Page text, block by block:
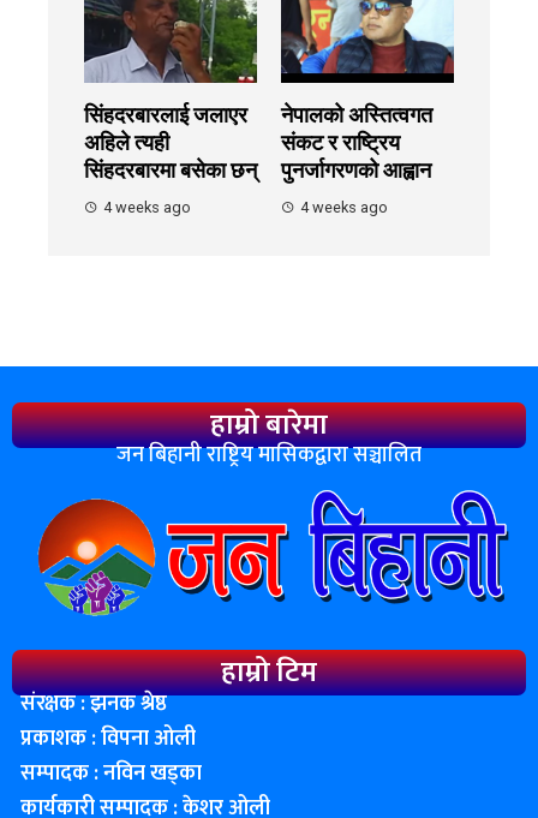
सिंहदरबारलाई जलाएर
अहिले त्यही
सिंहदरबारमा बसेका छन्
4 weeks ago
नेपालको अस्तित्वगत
संकट र राष्ट्रिय
पुनर्जागरणको आह्वान
4 weeks ago
हाम्रो बारेमा
जन बिहानी राष्ट्रिय मासिकद्वारा सञ्चालित
हाम्रो टिम
संरक्षक : झनक श्रेष्ठ
प्रकाशक : विपना ओली
सम्पादक : नविन खड्का
कार्यकारी सम्पादक : केशर ओली